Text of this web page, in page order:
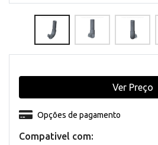
Compativel com:
Opções de pagamento
Ver Preço